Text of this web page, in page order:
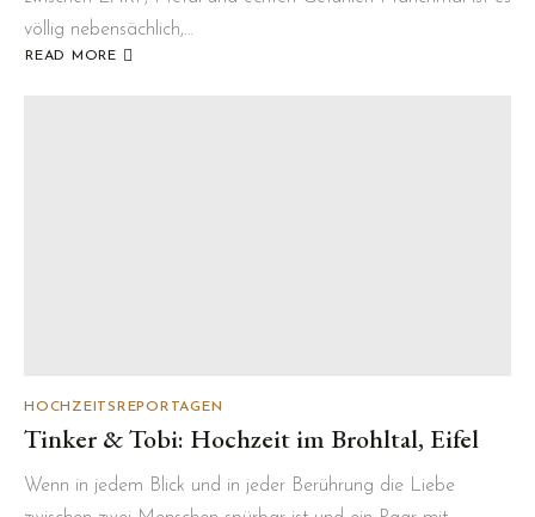
völlig nebensächlich,…
READ MORE
ABOUT
HOCHZEITSREPORTAGEN
Tinker & Tobi: Hochzeit im Brohltal, Eifel
Wenn in jedem Blick und in jeder Berührung die Liebe